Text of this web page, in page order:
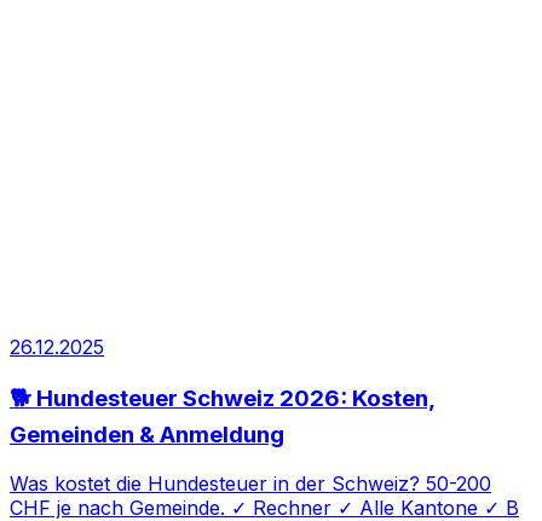
26.12.2025
🐕 Hundesteuer Schweiz 2026: Kosten,
Gemeinden & Anmeldung
Was kostet die Hundesteuer in der Schweiz? 50-200
CHF je nach Gemeinde. ✓ Rechner ✓ Alle Kantone ✓ B